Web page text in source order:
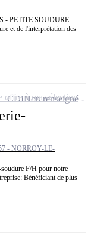
- PETITE SOUDURE
et de l'interprétation des
- NORROY-LE-
F/H pour notre
Bénéficiant de plus
CDINon renseigné
offre à ma sélection